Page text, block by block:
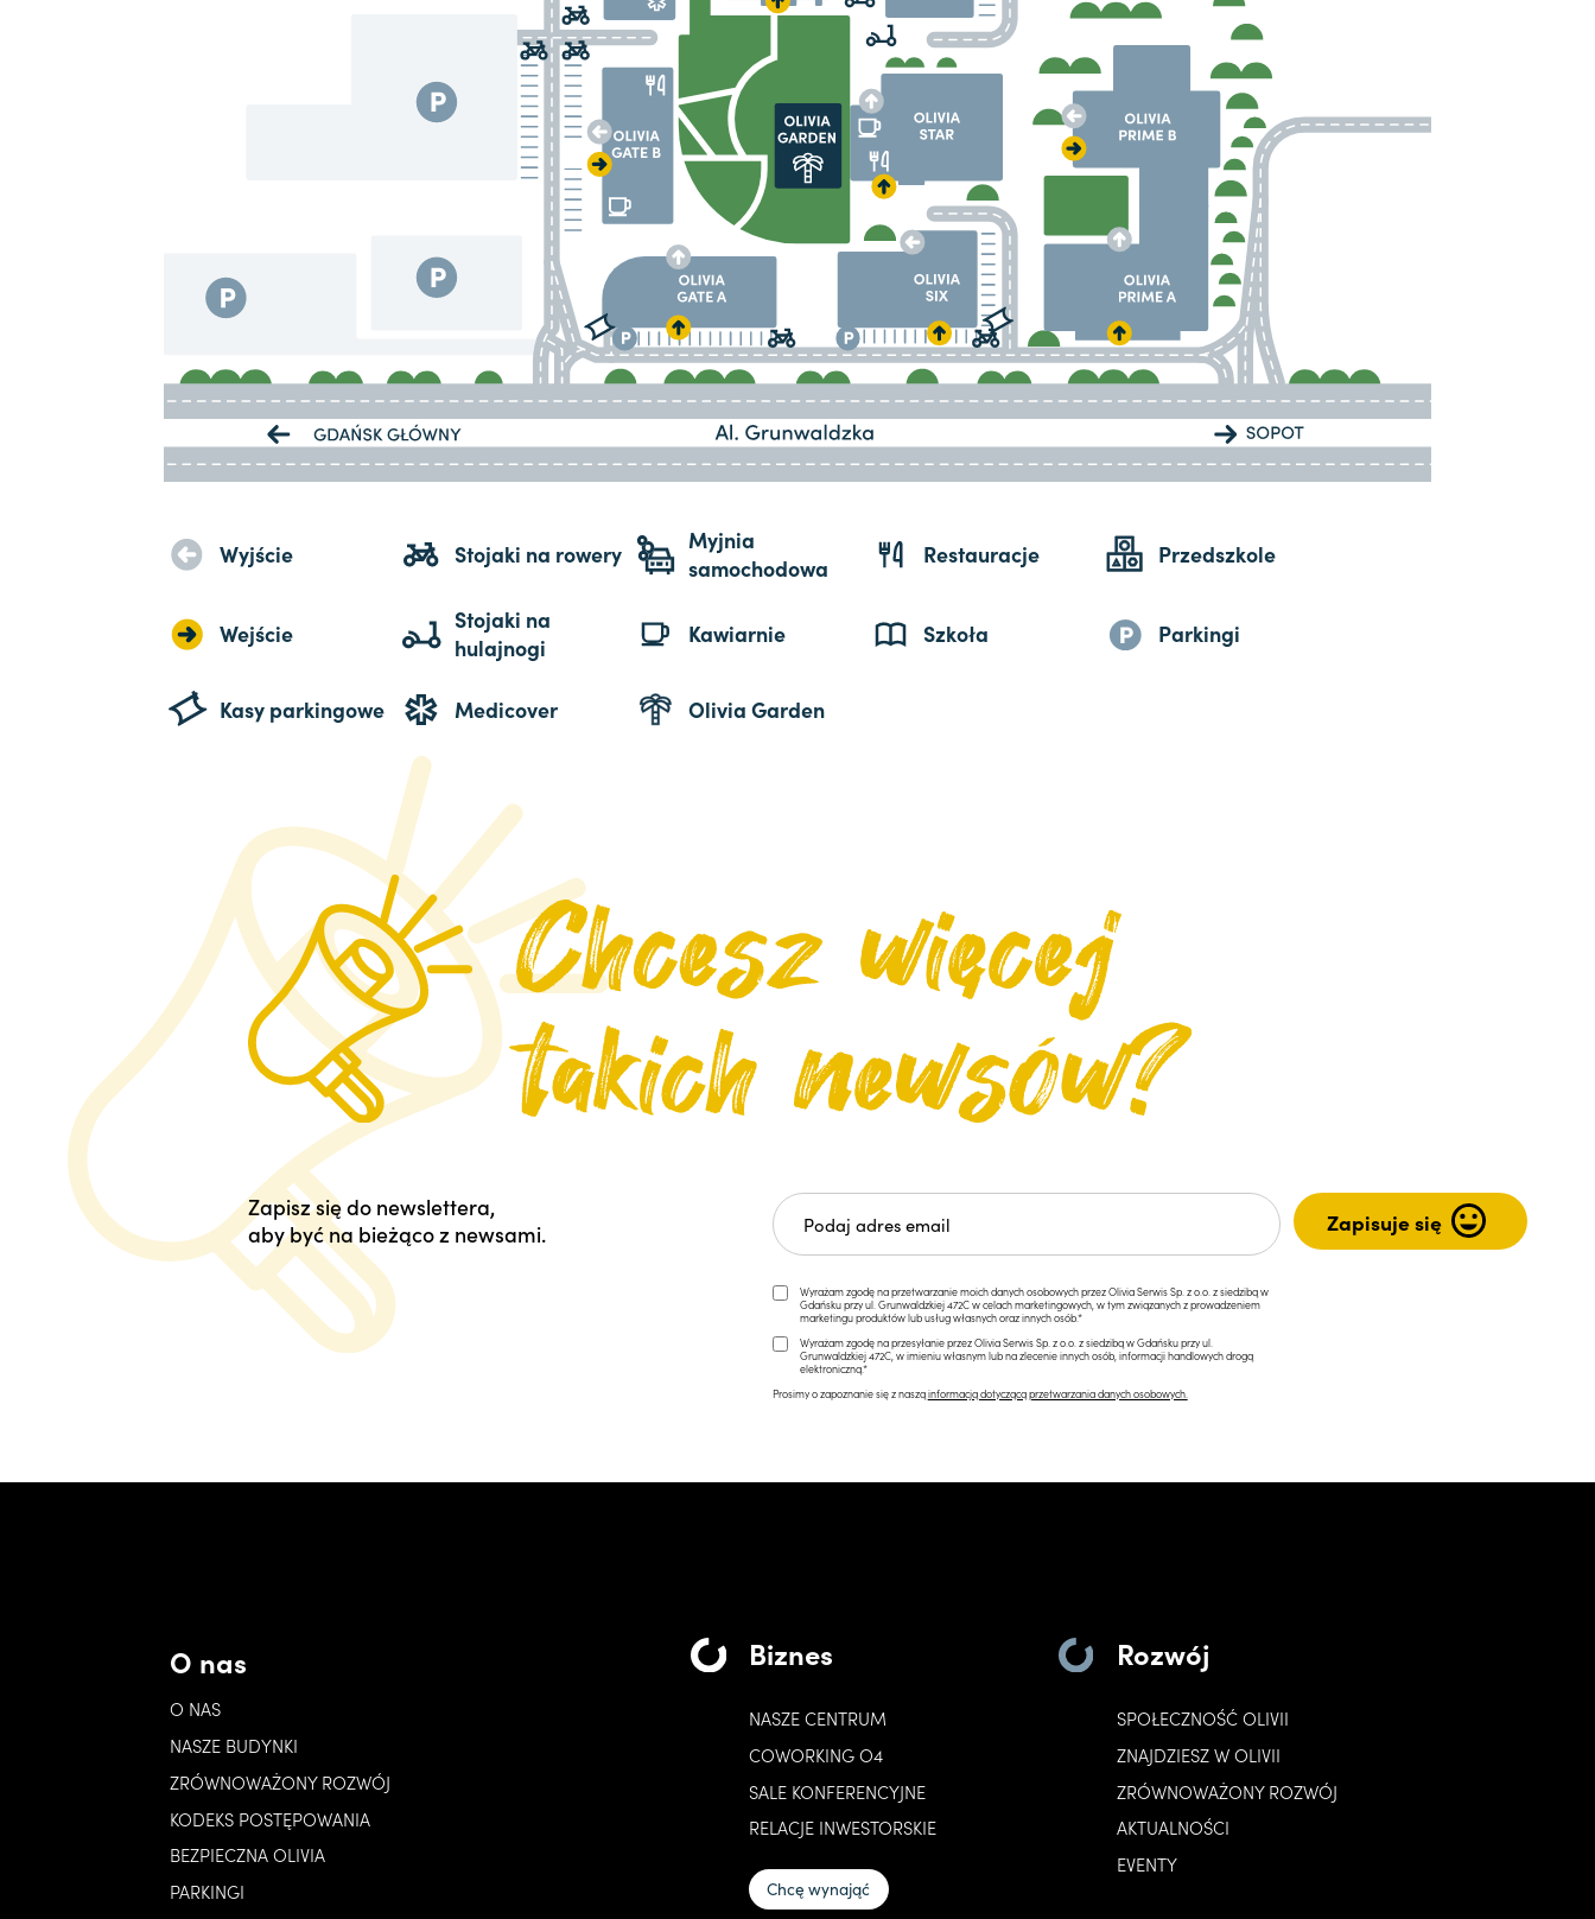
Wyjście Stojaki na rowery
Myjnia
samochodowa
Restauracje Przedszkole
Wejście
Stojaki na
hulajnogi
Kawiarnie Szkoła Parkingi
Kasy parkingowe Medicover Olivia Garden
Zapisz się do newslettera,
aby być na bieżąco z newsami.
Wyrażam zgodę na przetwarzanie moich danych osobowych przez Olivia Serwis Sp. z o.o. z siedzibą w
Gdańsku przy ul. Grunwaldzkiej 472C w celach marketingowych, w tym związanych z prowadzeniem
marketingu produktów lub usług własnych oraz innych osób.*
Wyrażam zgodę na przesyłanie przez Olivia Serwis Sp. z o.o. z siedzibą w Gdańsku przy ul.
Grunwaldzkiej 472C, w imieniu własnym lub na zlecenie innych osób, informacji handlowych drogą
elektroniczną.*
Prosimy o zapoznanie się z nasząinformacją dotyczącą przetwarzania danych osobowych.
O nas
O NAS
NASZE BUDYNKI
ZRÓWNOWAŻONY ROZWÓJ
KODEKS POSTĘPOWANIA
BEZPIECZNA OLIVIA
PARKINGI
Biznes
NASZE CENTRUM
COWORKING O4
SALE KONFERENCYJNE
RELACJE INWESTORSKIE
Chcę wynająć
Rozwój
SPOŁECZNOŚĆ OLIVII
ZNAJDZIESZ W OLIVII
ZRÓWNOWAŻONY ROZWÓJ
AKTUALNOŚCI
EVENTY